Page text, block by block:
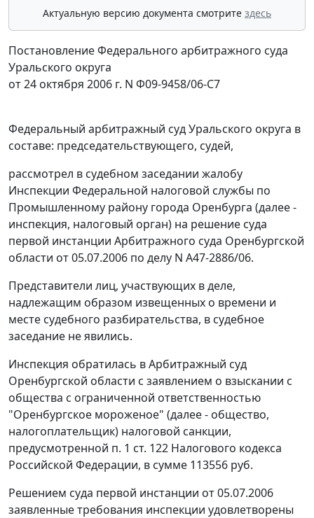
Актуальную версию документа смотрите здесь
Постановление Федерального арбитражного суда
Уральского округа
от 24 октября 2006 г. N Ф09-9458/06-С7
Федеральный арбитражный суд Уральского округа в
составе: председательствующего, судей,
рассмотрел в судебном заседании жалобу
Инспекции Федеральной налоговой службы по
Промышленному району города Оренбурга (далее -
инспекция, налоговый орган) на решение суда
первой инстанции Арбитражного суда Оренбургской
области от 05.07.2006 по делу N А47-2886/06.
Представители лиц, участвующих в деле,
надлежащим образом извещенных о времени и
месте судебного разбирательства, в судебное
заседание не явились.
Инспекция обратилась в Арбитражный суд
Оренбургской области с заявлением о взыскании с
общества с ограниченной ответственностью
"Оренбургское мороженое" (далее - общество,
налогоплательщик) налоговой санкции,
предусмотренной п. 1 ст. 122 Налогового кодекса
Российской Федерации, в сумме 113556 руб.
Решением суда первой инстанции от 05.07.2006
заявленные требования инспекции удовлетворены